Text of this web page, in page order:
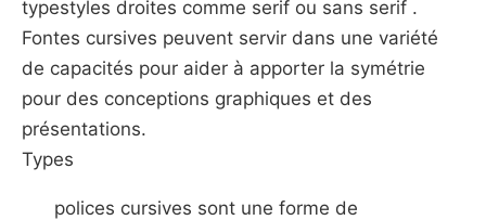
typestyles droites comme serif ou sans serif .
Fontes cursives peuvent servir dans une variété
de capacités pour aider à apporter la symétrie
pour des conceptions graphiques et des
présentations.
Types
polices cursives sont une forme de